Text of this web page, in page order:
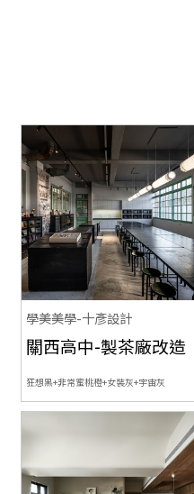
學美美學-十彥設計
關西高中-製茶廠改造
狂想黑+非常蜜桃橙+女裝灰+宇宙灰